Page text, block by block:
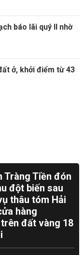
báo lãi quý II nhờ
ở, khởi điểm từ 43
Tràng Tiền đón
đột biến sau
thâu tóm Hải
hàng
đất vàng 18